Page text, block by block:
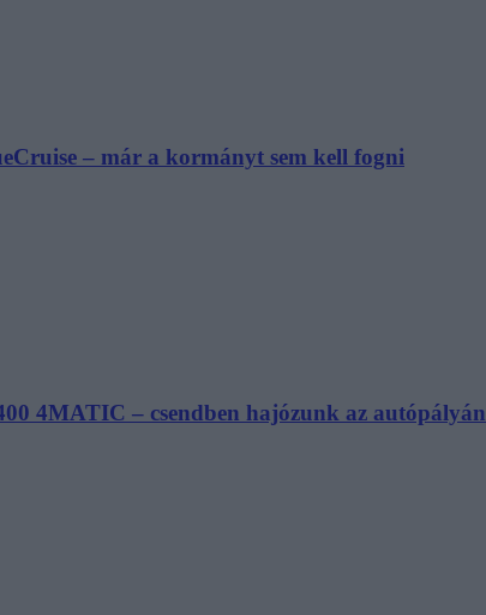
– már a kormányt sem kell fogni
4MATIC – csendben hajózunk az autópályán